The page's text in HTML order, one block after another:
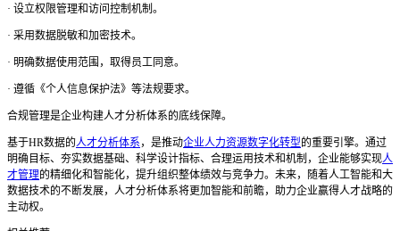
· 设立权限管理和访问控制机制。
· 采用数据脱敏和加密技术。
· 明确数据使用范围，取得员工同意。
· 遵循《个人信息保护法》等法规要求。
合规管理是企业构建人才分析体系的底线保障。
基于HR数据的人才分析体系 ，是推动企业人力资源数字化转型的重要引擎。通过
明确目标、夯实数据基础、科学设计指标、合理运用技术和机制，企业能够实现人
才管理的精细化和智能化，提升组织整体绩效与竞争力。未来，随着人工智能和大
数据技术的不断发展，人才分析体系将更加智能和前瞻，助力企业赢得人才战略的
主动权。